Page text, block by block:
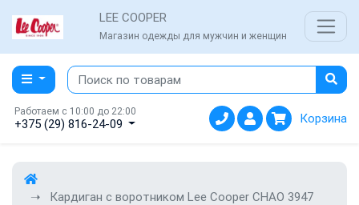
LEE COOPER
Магазин одежды для мужчин и женщин
Работаем с 10:00 до 22:00
+375 (29) 816-24-09 Корзина
Кардиган с воротником Lee Cooper CHAO 3947